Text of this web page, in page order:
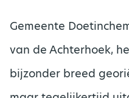
Gemeente
van de Achterhoek,
bijzonder breed